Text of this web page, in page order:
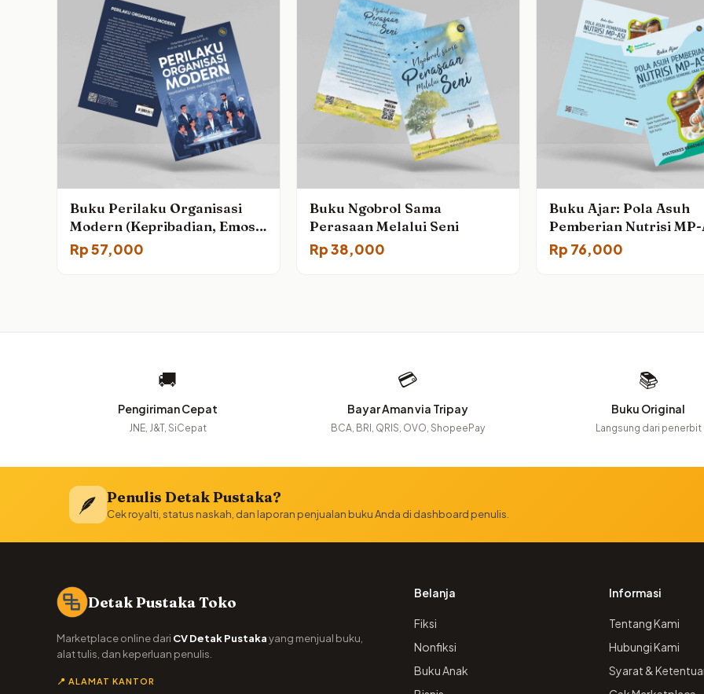
Buku Perilaku Organisasi
Modern (Kepribadian, Emosi,
dan Dinamika Kelompok)
Rp57,000
Buku Ngobrol Sama
Perasaan Melalui Seni
Rp38,000
Buku Ajar: Pola Asuh
Pemberian Nutrisi MP-
dan Stimulasi Tumbuh
Kembang Anak Balita
Rp 76,000
🚚
Pengiriman Cepat
JNE, J&T, SiCepat
💳
Bayar Aman via Tripay
BCA, BRI, QRIS, OVO, ShopeePay
📚
Buku Original
Langsung dari penerbit
🪶 Penulis Detak Pustaka?
Cek royalti, status naskah, dan laporan penjualan buku Anda di dashboard penulis.
Detak Pustaka Toko
Marketplace online dari CV Detak Pustakayang menjual buku,
alat tulis, dan keperluan penulis.
📍 ALAMAT KANTOR
Belanja
Fiksi
Nonfiksi
Buku Anak
Informasi
Tentang Kami
Hubungi Kami
Syarat &